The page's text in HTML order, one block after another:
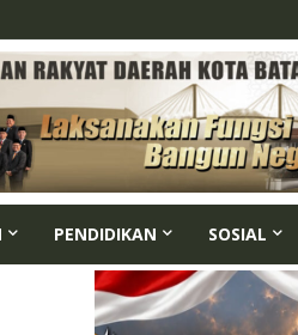
PENDIDIKAN SOSIAL